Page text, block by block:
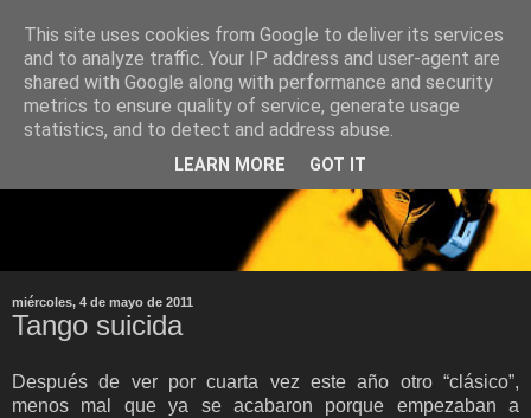
miércoles, 4 de mayo de 2011
Tango suicida
Después de ver por cuarta vez este año otro “clásico”,
menos mal que ya se acabaron porque empezaban a
This site uses cookies from Google to deliver its services
and to analyze traffic. Your IP address and user-agent are
shared with Google along with performance and security
metrics to ensure quality of service, generate usage
statistics, and to detect and address abuse.
LEARN MORE GOT IT